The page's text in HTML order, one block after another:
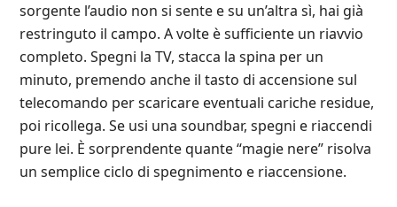
sorgente l’audio non si sente e su un’altra sì, hai già
restringuto il campo. A volte è sufficiente un riavvio
completo. Spegni la TV, stacca la spina per un
minuto, premendo anche il tasto di accensione sul
telecomando per scaricare eventuali cariche residue,
poi ricollega. Se usi una soundbar, spegni e riaccendi
pure lei. È sorprendente quante “magie nere” risolva
un semplice ciclo di spegnimento e riaccensione.